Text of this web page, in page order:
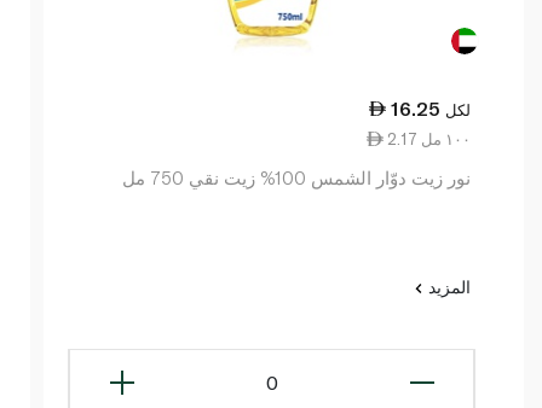
16.25 لكل
2.17 ١٠٠ مل
نور زيت دوّار الشمس 100% زيت نقي 750 مل
المزيد
0